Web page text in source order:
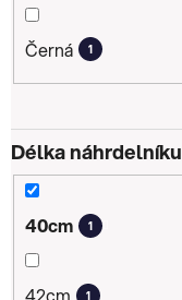
Černá 1
Délka náhrdelníku
40cm 1
1